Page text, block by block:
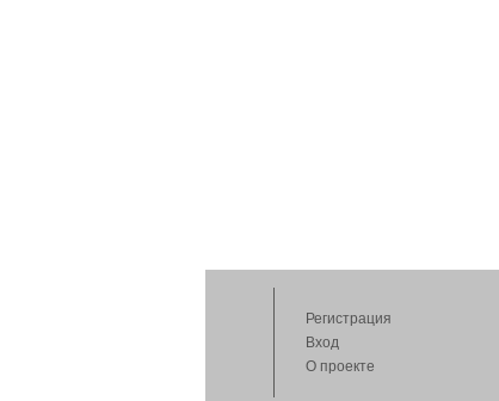
Регистрация
Вход
О проекте